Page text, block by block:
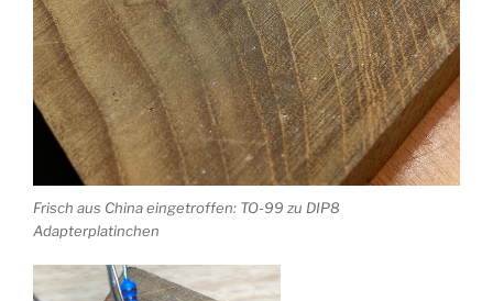
Frisch aus China eingetroffen: TO-99 zu DIP8
Adapterplatinchen